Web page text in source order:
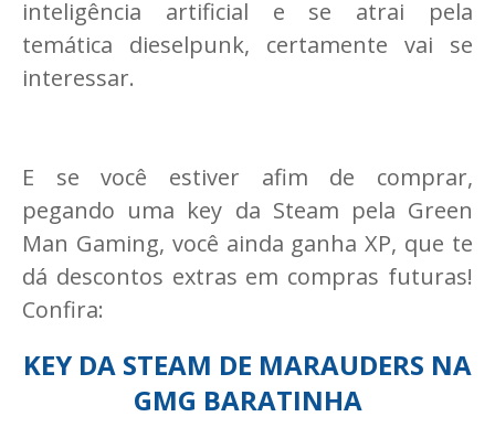
inteligência artificial e se atrai pela
temática dieselpunk, certamente vai se
interessar.
E se você estiver afim de comprar,
pegando uma key da Steam pela Green
Man Gaming, você ainda ganha XP, que te
dá descontos extras em compras futuras!
Confira:
KEY DA STEAM DE MARAUDERS NA
GMG BARATINHA